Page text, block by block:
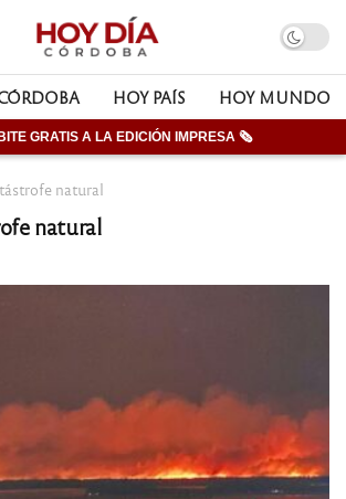
HOY PAÍS HOY MUNDO
GRATIS A LA EDICIÓN IMPRESA 🗞
natural
natural